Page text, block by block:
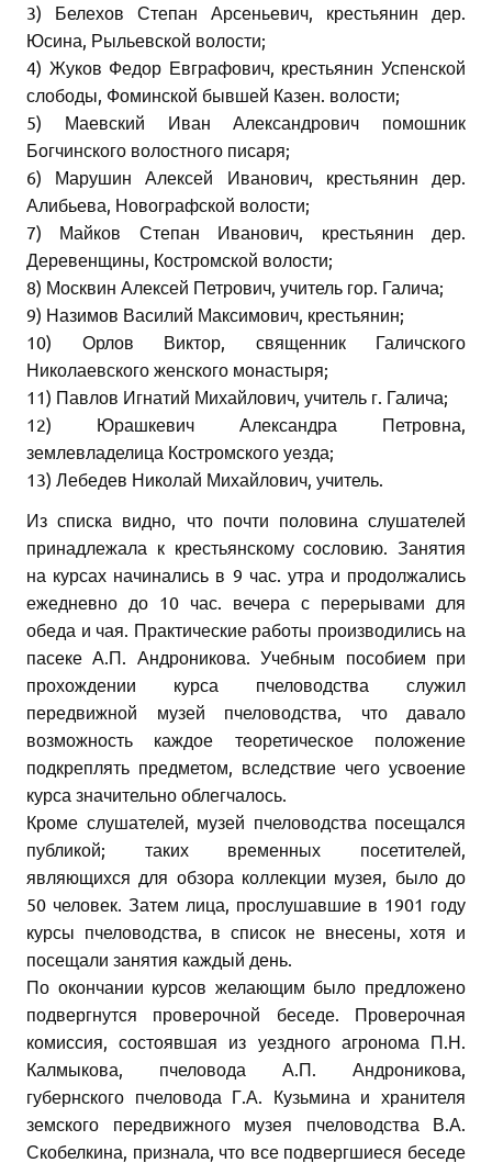
3) Белехов Степан Арсеньевич, крестьянин дер.
Юсина, Рыльевской волости;
4) Жуков Федор Евграфович, крестьянин Успенской
слободы, Фоминской бывшей Казен. волости;
5) Маевский Иван Александрович помошник
Богчинского волостного писаря;
6) Марушин Алексей Иванович, крестьянин дер.
Алибьева, Новографской волости;
7) Майков Степан Иванович, крестьянин дер.
Деревенщины, Костромской волости;
8) Москвин Алексей Петрович, учитель гор. Галича;
9) Назимов Василий Максимович, крестьянин;
10) Орлов Виктор, священник Галичского
Николаевского женского монастыря;
11) Павлов Игнатий Михайлович, учитель г. Галича;
12) Юрашкевич Александра Петровна,
землевладелица Костромского уезда;
13) Лебедев Николай Михайлович, учитель.
Из списка видно, что почти половина слушателей
принадлежала к крестьянскому сословию. Занятия
на курсах начинались в 9 час. утра и продолжались
ежедневно до 10 час. вечера с перерывами для
обеда и чая. Практические работы производились на
пасеке А.П. Андроникова. Учебным пособием при
прохождении курса пчеловодства служил
передвижной музей пчеловодства, что давало
возможность каждое теоретическое положение
подкреплять предметом, вследствие чего усвоение
курса значительно облегчалось.
Кроме слушателей, музей пчеловодства посещался
публикой; таких временных посетителей,
являющихся для обзора коллекции музея, было до
50 человек. Затем лица, прослушавшие в 1901 году
курсы пчеловодства, в список не внесены, хотя и
посещали занятия каждый день.
По окончании курсов желающим было предложено
подвергнутся проверочной беседе. Проверочная
комиссия, состоявшая из уездного агронома П.Н.
Калмыкова, пчеловода А.П. Андроникова,
губернского пчеловода Г.А. Кузьмина и хранителя
земского передвижного музея пчеловодства В.А.
Скобелкина, признала, что все подвергшиеся беседе